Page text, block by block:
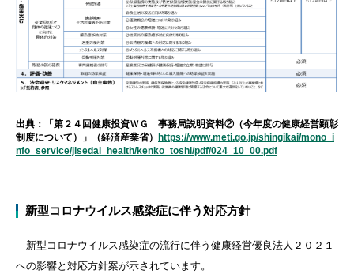
出典：「第２４回健康投資ＷＧ 事務局説明資料②（今年度の健康経営顕彰
制度について）」（経済産業省） https://www.meti.go.jp/shingikai/mono_i
nfo_service/jisedai_health/kenko_toshi/pdf/024_10_00.pdf
新型コロナウイルス感染症に伴う対応方針
新型コロナウイルス感染症の流行に伴う健康経営優良法人２０２１
への影響と対応方針案が示されています。